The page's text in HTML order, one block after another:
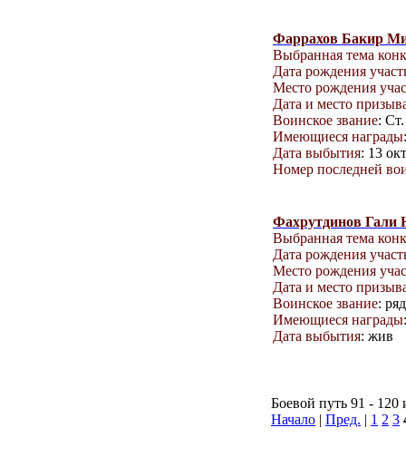
Фаррахов Бакир
Выбранная тема
Дата рождения
Место рождения
Дата и место
Воинское звание:
Имеющиеся награды
Дата выбытия: 13
Номер последней
Фахрутдинов Гали
Выбранная тема
Дата рождения
Место рождения
Дата и место
Воинское звание:
Имеющиеся награды
Дата выбытия: жив
Боевой путь 91 - 120
Начало | Пред. | 1 2 3